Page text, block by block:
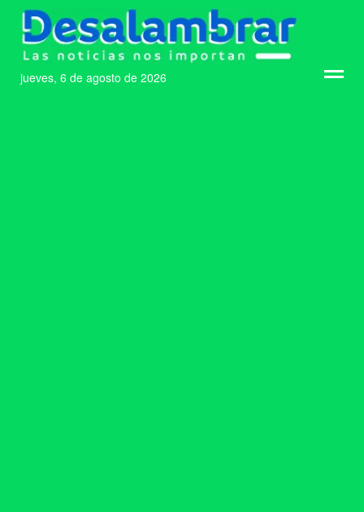
jueves, 6 de agosto de 2026